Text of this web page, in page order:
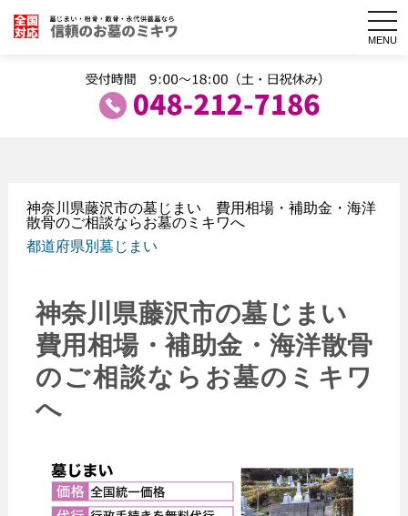
MENU
神奈川県藤沢市の墓じまい 費用相場・補助金・海洋
散骨のご相談ならお墓のミキワへ
都道府県別墓じまい
神奈川県藤沢市の墓じまい
費用相場・補助金・海洋散骨
のご相談ならお墓のミキワ
へ